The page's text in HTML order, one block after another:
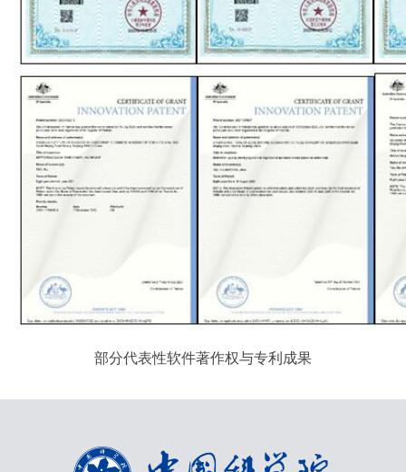
部分代表性软件著作权与专利成果